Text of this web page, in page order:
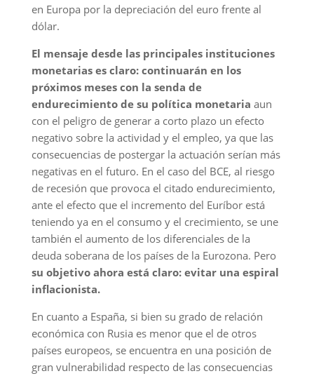
en Europa por la depreciación del euro frente al
dólar.
El mensaje desde las principales instituciones
monetarias es claro:continuarán en los
próximos meses con la senda de
endurecimiento de su política monetaria aun
con el peligro de generar a corto plazo un efecto
negativo sobre la actividad y el empleo, ya que las
consecuencias de postergar la actuación serían más
negativas en el futuro. En el caso del BCE, al riesgo
de recesión que provoca el citado endurecimiento,
ante el efecto que el incremento del Euríbor está
teniendo ya en el consumo y el crecimiento, se une
también el aumento de los diferenciales de la
deuda soberana de los países de la Eurozona. Pero
su objetivo ahora está claro: evitar una espiral
inflacionista.
En cuanto a España, si bien su grado de relación
económica con Rusia es menor que el de otros
países europeos, se encuentra en una posición de
gran vulnerabilidad respecto de las consecuencias